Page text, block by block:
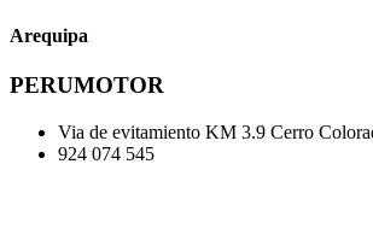
Arequipa
PERUMOTOR
Via de evitamiento KM 3.9 Cerro
924 074 545